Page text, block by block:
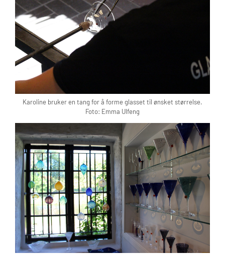
Karoline bruker en tang for å forme glasset til ønsket størrelse.
Foto: Emma Ulfeng